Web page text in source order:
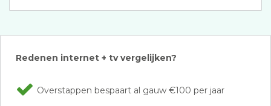
Redenen internet + tv vergelijken?
Overstappen bespaart al gauw €100 per jaar